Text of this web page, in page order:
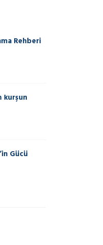
Rehberi
kurşun
Gücü